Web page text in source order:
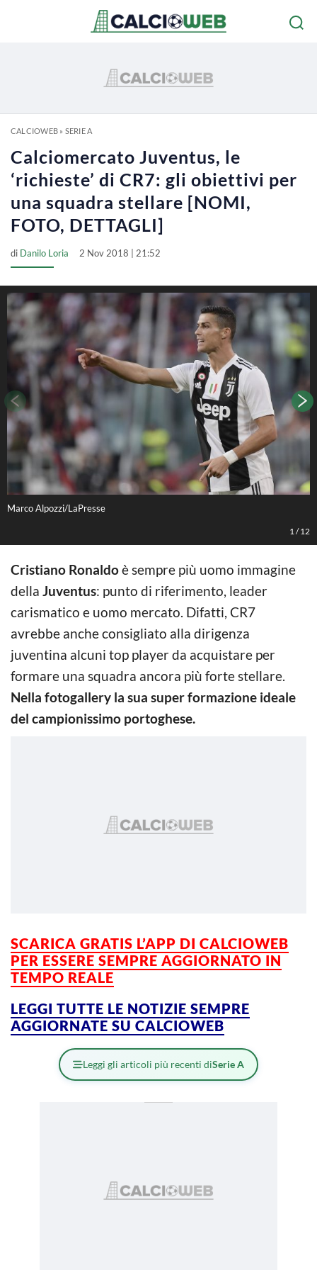
CALCIOWEB» SERIE A
Calciomercato Juventus, le
‘richieste’ di CR7: gli obiettivi per
una squadra stellare [NOMI,
FOTO, DETTAGLI]
di Danilo Loria 2 Nov 2018 | 21:52
Marco Alpozzi/LaPresse
1 /12
Cristiano Ronaldoè sempre più uomo immagine
della Juventus: punto di riferimento, leader
carismatico e uomo mercato. Difatti, CR7
avrebbe anche consigliato alla dirigenza
juventina alcuni top player da acquistare per
formare una squadra ancora più forte stellare.
Nella fotogallery la sua super formazione ideale
del campionissimo portoghese.
SCARICA GRATIS L’APP DI CALCIOWEB
PER ESSERE SEMPRE AGGIORNATO IN
TEMPO REALE
LEGGI TUTTE LE NOTIZIE SEMPRE
AGGIORNATE SU CALCIOWEB
Leggi gli articoli più recenti diSerie A